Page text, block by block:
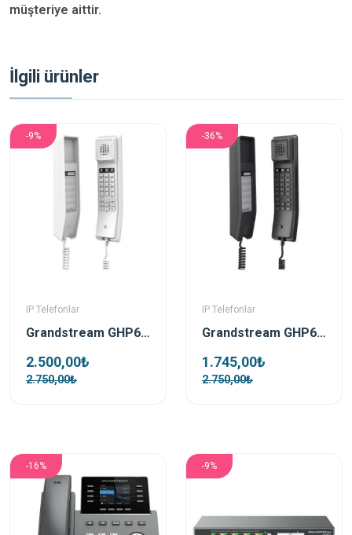
müşteriye aittir.
İlgili ürünler
-9%
IP Telefonlar
Grandstream GHP610 Beyaz Poe Ip Duvar Telefonu
2.500,00₺
2.750,00₺
-36%
IP Telefonlar
Grandstream GHP611 Siyah Ip Duvar Telefonu
1.745,00₺
2.750,00₺
-16% -9%